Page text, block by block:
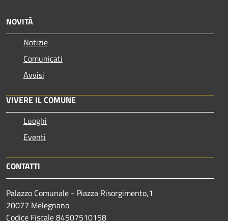
NOVITÀ
Notizie
Comunicati
Avvisi
VIVERE IL COMUNE
Luoghi
Eventi
CONTATTI
Palazzo Comunale - Piazza Risorgimento,1
20077 Melegnano
Codice Fiscale 84507510158